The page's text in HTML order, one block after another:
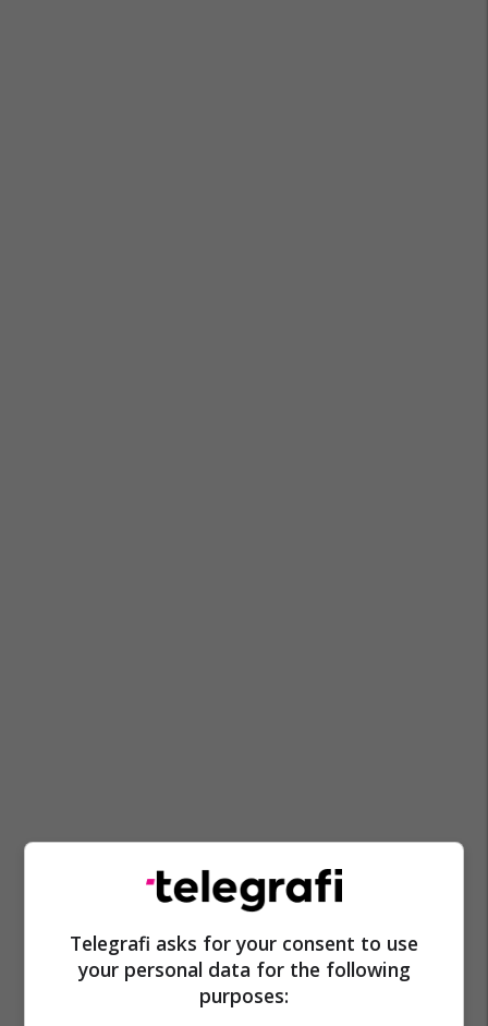
Telegrafi asks for your consent to use
your personal data for the following
purposes: